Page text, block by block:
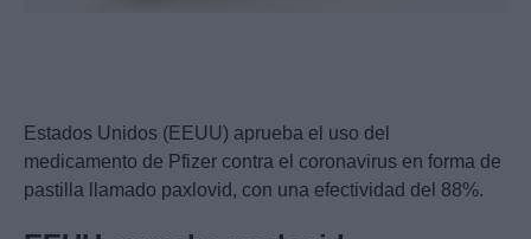
Estados Unidos (EEUU) aprueba el uso del
medicamento de Pfizer contra el coronavirus en forma de
pastilla llamado paxlovid, con una efectividad del 88%.